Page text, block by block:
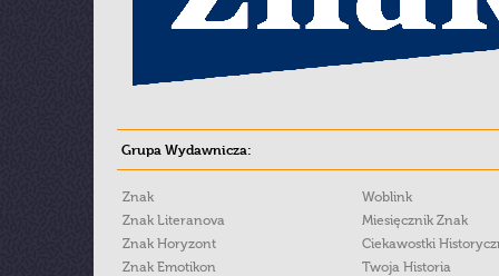
Grupa Wydawnicza:
Znak
Znak Literanova
Znak Horyzont
Znak Emotikon
Woblink
Miesięcznik Znak
Ciekawostki
Twoja Historia